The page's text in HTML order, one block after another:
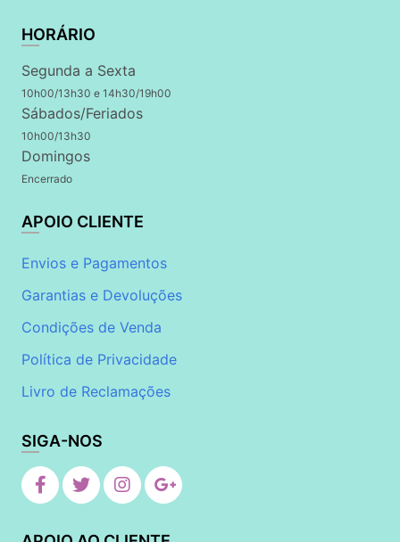
HORÁRIO
Segunda a Sexta
10h00/13h30 e 14h30/19h00
Sábados/Feriados
10h00/13h30
Domingos
Encerrado
APOIO CLIENTE
Envios e Pagamentos
Garantias e Devoluções
Condições de Venda
Política de Privacidade
Livro de Reclamações
SIGA-NOS